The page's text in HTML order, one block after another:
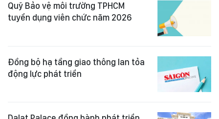
Quỹ Bảo vệ môi trường TPHCM
tuyển dụng viên chức năm 2026
Đồng bộ hạ tầng giao thông lan tỏa
động lực phát triển